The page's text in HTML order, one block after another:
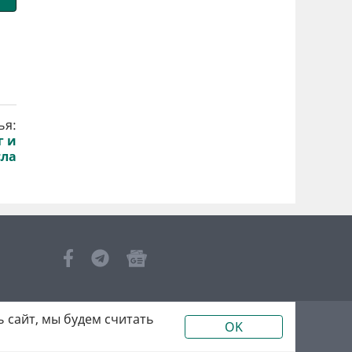
и
сайт, мы будем считать OK